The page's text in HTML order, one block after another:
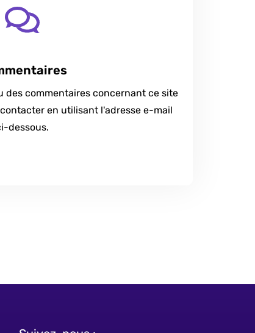
des commentaires concernant ce site
en utilisant l'adresse e-mail
dessous.